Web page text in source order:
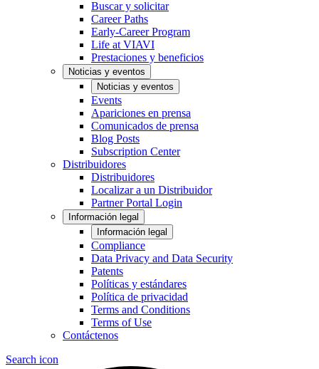
Buscar y solicitar
Career Paths
Early-Career Program
Life at VIAVI
Prestaciones y beneficios
Noticias y eventos
Noticias y eventos
Events
Apariciones en prensa
Comunicados de prensa
Blog Posts
Subscription Center
Distribuidores
Distribuidores
Localizar a un Distribuidor
Partner Portal Login
Información legal
Información legal
Compliance
Data Privacy and Data Security
Patents
Políticas y estándares
Política de privacidad
Terms and Conditions
Terms of Use
Contáctenos
Search icon